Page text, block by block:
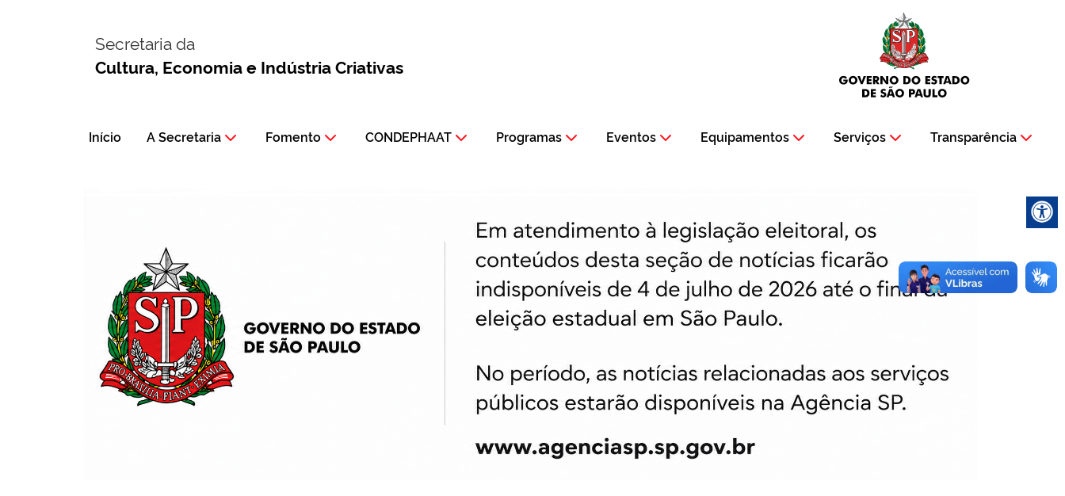
Secretaria da
Cultura, Economia e Indústria Criativas
Início A Secretaria Fomento CONDEPHAAT Programas Eventos Equipamentos Serviços Transparência